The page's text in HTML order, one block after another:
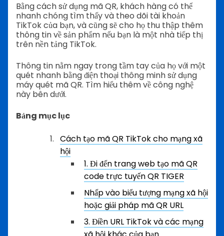
Bằng cách sử dụng mã QR, khách hàng có thể
nhanh chóng tìm thấy và theo dõi tài khoản
TikTok của bạn, và cũng sẽ cho họ thu thập thêm
thông tin về sản phẩm nếu bạn là một nhà tiếp thị
trên nền tảng TikTok.
Thông tin nằm ngay trong tầm tay của họ với một
quét nhanh bằng điện thoại thông minh sử dụng
máy quét mã QR. Tìm hiểu thêm về công nghệ
này bên dưới.
Bảng mục lục
Cách tạo mã QR TikTok cho mạng xã
hội
1. Đi đến trang web tạo mã QR
code trực tuyến QR TIGER
Nhấp vào biểu tượng mạng xã hội
hoặc giải pháp mã QR URL
3. Điền URL TikTok và các mạng